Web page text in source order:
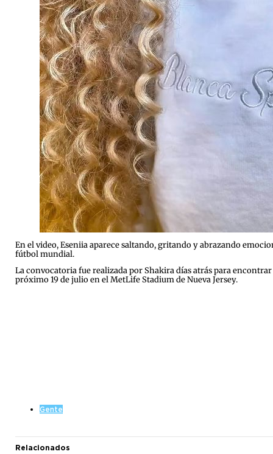
En el video, Eseniia aparece saltando, gritando y abrazando
fútbol mundial.
La convocatoria fue realizada por Shakira días atrás para
próximo 19 de julio en el MetLife Stadium de Nueva Jersey.
Gente
Relacionados